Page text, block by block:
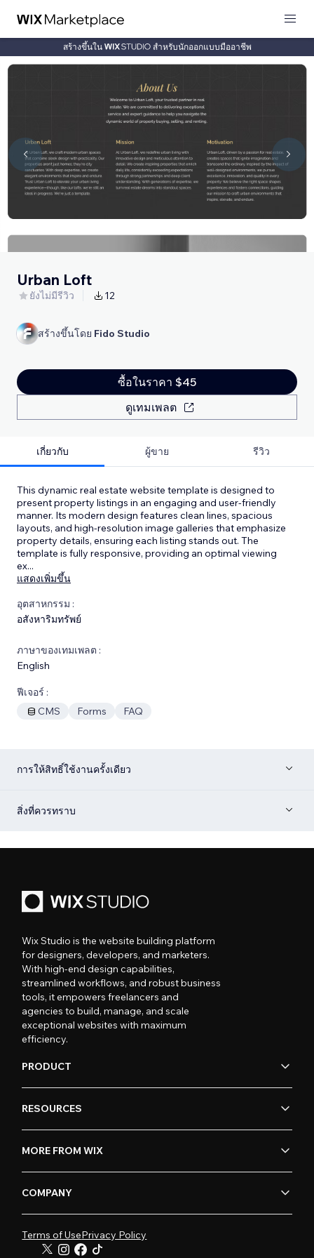
สร้างขึ้นใน สำหรับนักออกแบบมืออาชีพ
Urban Loft
ยังไม่มีรีวิว 12
สร้างขึ้นโดย Fido Studio
ซื้อในราคา $45
ดูเทมเพลต
เกี่ยวกับ ผู้ขาย รีวิว
This dynamic real estate website template is designed to
present property listings in an engaging and user-friendly
manner. Its modern design features clean lines, spacious
layouts, and high-resolution image galleries that emphasize
property details, ensuring each listing stands out. The
template is fully responsive, providing an optimal viewing
ex...
แสดงเพิ่มขึ้น
อุตสาหกรรม :
อสังหาริมทรัพย์
ภาษาของเทมเพลต :
English
ฟีเจอร์ :
CMS
Forms FAQ
การให้สิทธิ์ใช้งานครั้งเดียว
สิ่งที่ควรทราบ
Wix Studio is the website building platform
for designers, developers, and marketers.
With high-end design capabilities,
streamlined workflows, and robust business
tools, it empowers freelancers and
agencies to build, manage, and scale
exceptional websites with maximum
efficiency.
PRODUCT
RESOURCES
MORE FROM WIX
COMPANY
Terms of UsePrivacy Policy